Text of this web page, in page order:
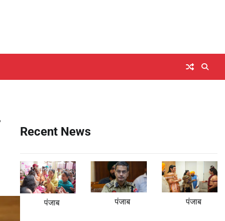
Recent News
पंजाब पंजाब पंजाब